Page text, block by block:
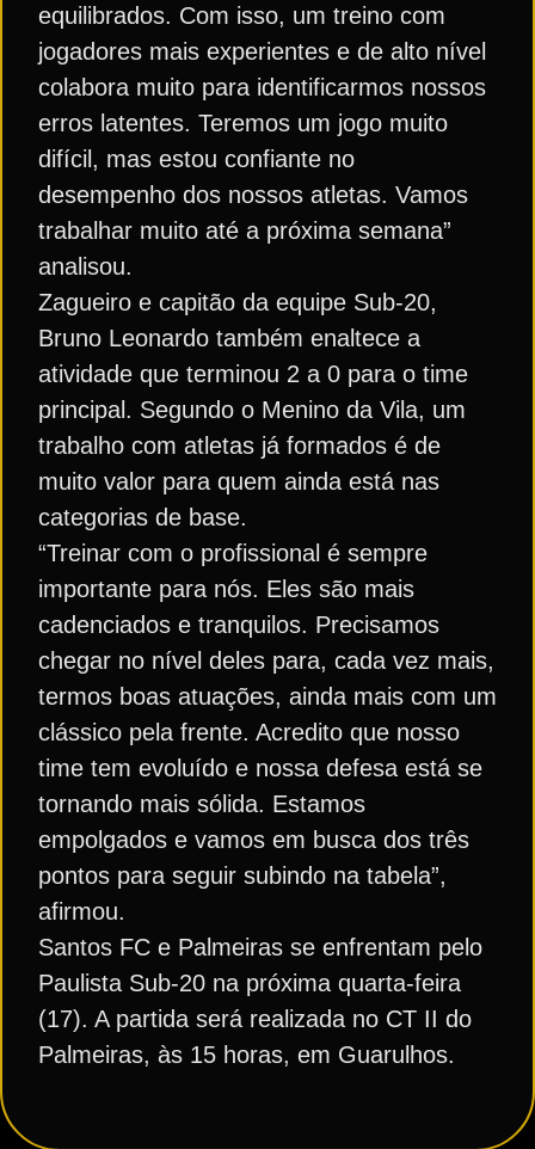
equilibrados. Com isso, um treino com
jogadores mais experientes e de alto nível
colabora muito para identificarmos nossos
erros latentes. Teremos um jogo muito
difícil, mas estou confiante no
desempenho dos nossos atletas. Vamos
trabalhar muito até a próxima semana”
analisou.
Zagueiro e capitão da equipe Sub-20,
Bruno Leonardo também enaltece a
atividade que terminou 2 a 0 para o time
principal. Segundo o Menino da Vila, um
trabalho com atletas já formados é de
muito valor para quem ainda está nas
categorias de base.
“Treinar com o profissional é sempre
importante para nós. Eles são mais
cadenciados e tranquilos. Precisamos
chegar no nível deles para, cada vez mais,
termos boas atuações, ainda mais com um
clássico pela frente. Acredito que nosso
time tem evoluído e nossa defesa está se
tornando mais sólida. Estamos
empolgados e vamos em busca dos três
pontos para seguir subindo na tabela”,
afirmou.
Santos FC e Palmeiras se enfrentam pelo
Paulista Sub-20 na próxima quarta-feira
(17). A partida será realizada no CT II do
Palmeiras, às 15 horas, em Guarulhos.